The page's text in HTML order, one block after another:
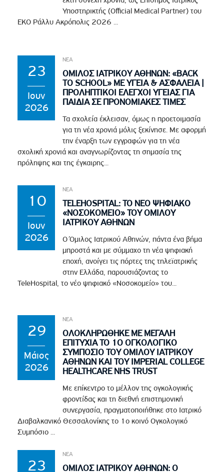
Υποστηρικτής (Official Medical Partner) του
EKO Ράλλυ Ακρόπολις 2026 ...
23
Ιουν
2026
ΝΕΑ
ΟΜΙΛΟΣ ΙΑΤΡΙΚΟΥ ΑΘΗΝΩΝ: «BACK
TO SCHOOL» ΜΕ ΥΓΕΙΑ & ΑΣΦΑΛΕΙΑ |
ΠΡΟΛΗΠΤΙΚΟΙ ΕΛΕΓΧΟΙ ΥΓΕΙΑΣ ΓΙΑ
ΠΑΙΔΙΑ ΣΕ ΠΡΟΝΟΜΙΑΚΕΣ ΤΙΜΕΣ
Τα σχολεία έκλεισαν, όμως η προετοιμασία
για τη νέα χρονιά μόλις ξεκίνησε. Με αφορμή
την έναρξη των εγγραφών για τη νέα
σχολική χρονιά και αναγνωρίζοντας τη σημασία της
πρόληψης και της έγκαιρης...
10
Ιουν
2026
ΝΕΑ
TELEHOSPITAL: ΤΟ ΝΕΟ ΨΗΦΙΑΚΟ
«ΝΟΣΟΚΟΜΕΙΟ» ΤΟΥ ΟΜΙΛΟΥ
ΙΑΤΡΙΚΟΥ ΑΘΗΝΩΝ
Ο Όμιλος Ιατρικού Αθηνών, πάντα ένα βήμα
μπροστά και με σύμμαχο τη νέα ψηφιακή
εποχή, ανοίγει τις πόρτες της τηλεϊατρικής
στην Ελλάδα, παρουσιάζοντας το
TeleHospital, το νέο ψηφιακό «Νοσοκομείο» του...
29
Μάιος
2026
ΝΕΑ
ΟΛΟΚΛΗΡΩΘΗΚΕ ΜΕ ΜΕΓΑΛΗ
ΕΠΙΤΥΧΙΑ ΤΟ 1Ο ΟΓΚΟΛΟΓΙΚΟ
ΣΥΜΠΟΣΙΟ ΤΟΥ ΟΜΙΛΟΥ ΙΑΤΡΙΚΟΥ
ΑΘΗΝΩΝ ΚΑΙ ΤΟΥ IMPERIAL COLLEGE
HEALTHCARE NHS TRUST
Με επίκεντρο το μέλλον της ογκολογικής
φροντίδας και τη διεθνή επιστημονική
συνεργασία, πραγματοποιήθηκε στο Ιατρικό
Διαβαλκανικό Θεσσαλονίκης το 1ο κοινό Ογκολογικό
Συμπόσιο ...
23
ΝΕΑ
ΟΜΙΛΟΣ ΙΑΤΡΙΚΟΥ ΑΘΗΝΩΝ: Ο